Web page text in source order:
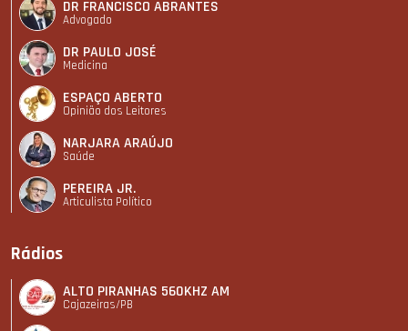
DR FRANCISCO ABRANTES
Advogado
DR PAULO JOSÉ
Medicina
ESPAÇO ABERTO
Opinião dos Leitores
NARJARA ARAÚJO
Saúde
PEREIRA JR.
Articulista Polí­tico
Rádios
ALTO PIRANHAS 560KHZ AM
Cajazeiras/PB